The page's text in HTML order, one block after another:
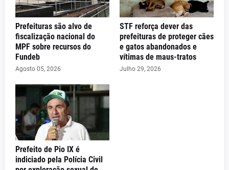
Prefeituras são alvo de
fiscalização nacional do
MPF sobre recursos do
Fundeb
Agosto 05, 2026
STF reforça dever das
prefeituras de proteger cães
e gatos abandonados e
vítimas de maus-tratos
Julho 29, 2026
Prefeito de Pio IX é
indiciado pela Polícia Civil